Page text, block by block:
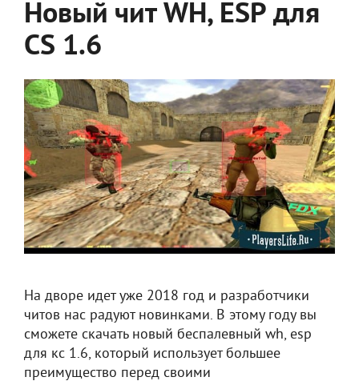
Новый чит WH, ESP для
CS 1.6
На дворе идет уже 2018 год и разработчики
читов нас радуют новинками. В этому году вы
сможете скачать новый беспалевный wh, esp
для кс 1.6, который использует большее
преимущество перед своими